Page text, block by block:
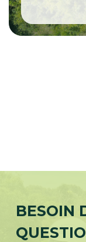
BESOIN